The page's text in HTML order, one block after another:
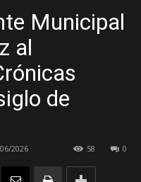
Municipal
al
de
2026 0
58